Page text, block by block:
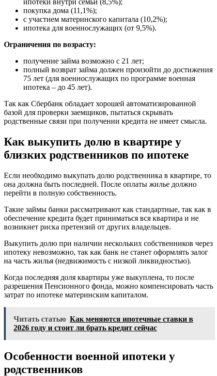
ипотеки внутри семьи (8,5%);
покупка дома (11,1%);
с участием материнского капитала (10,2%);
ипотека для военнослужащих (от 9,5%).
Ограничения по возрасту:
получение займа возможно с 21 лет;
полный возврат займа должен произойти до достижения
75 лет (для военнослужащих по программе военная
ипотека – до 45 лет).
Так как Сбербанк обладает хорошей автоматизированной
базой для проверки заемщиков, пытаться скрывать
родственные связи при получении кредита не имеет смысла.
Как выкупить долю в квартире у
близких родственников по ипотеке
Если необходимо выкупать долю родственника в квартире, то
она должна быть последней. После оплаты жилье должно
перейти в полную собственность.
Такие займы банки рассматривают как стандартные, так как в
обеспечение кредита будет приниматься вся квартира и не
возникнет риска претензий от других владельцев.
Выкупить долю при наличии нескольких собственников через
ипотеку невозможно, так как банк не станет оформлять залог
на часть жилья (недвижимость с низкой ликвидностью).
Когда последняя доля квартиры уже выкуплена, то после
разрешения Пенсионного фонда, можно компенсировать часть
затрат по ипотеке материнским капиталом.
Читать статью Как меняются ипотечные ставки в
2026 году и стоит ли брать кредит сейчас
Особенности военной ипотеки у
родственников